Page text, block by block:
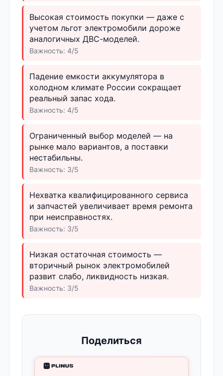
Высокая стоимость покупки — даже с
учетом льгот электромобили дороже
аналогичных ДВС-моделей.
Важность: 4/5
Падение емкости аккумулятора в
холодном климате России сокращает
реальный запас хода.
Важность: 4/5
Ограниченный выбор моделей — на
рынке мало вариантов, а поставки
нестабильны.
Важность: 3/5
Нехватка квалифицированного сервиса
и запчастей увеличивает время ремонта
при неисправностях.
Важность: 3/5
Низкая остаточная стоимость —
вторичный рынок электромобилей
развит слабо, ликвидность низкая.
Важность: 3/5
Поделиться